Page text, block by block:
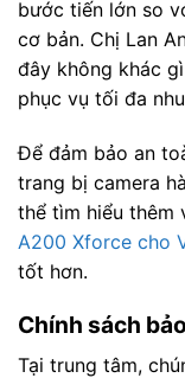
bước tiến lớn so
cơ bản. Chị Lan
đây không khác
phục vụ tối đa
Để đảm bảo an
trang bị camera
thể tìm hiểu thêm
A200 Xforce cho
tốt hơn.
Chính sách
Tại trung tâm,